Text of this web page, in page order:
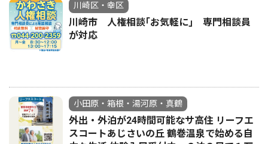
川崎区・幸区
川崎市 人権相談｢お気軽に｣ 専門相談員
が対応
小田原・箱根・湯河原・真鶴
外出・外泊が24時間可能なサ高住 リーフエ
スコートあじさいの丘 鶴巻温泉で始める自